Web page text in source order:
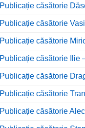
Publicație căsătorie
Publicație căsătorie
Publicație căsătorie
Publicație căsătorie Ilie
Publicație căsătorie
Publicație căsătorie
Publicație căsătorie